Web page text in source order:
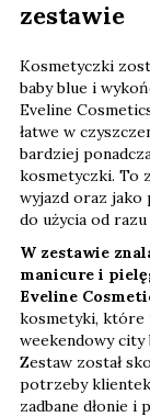
zestawie
Kosmetyczki
baby blue i
Eveline
łatwe w
bardziej
kosmetyczki. To
wyjazd oraz jako
do użycia od
W zestawie
manicure i
Eveline
kosmetyki, które
weekendowy city
Zestaw został
potrzeby
zadbane dłonie